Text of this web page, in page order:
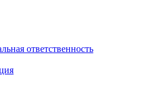
ответственность